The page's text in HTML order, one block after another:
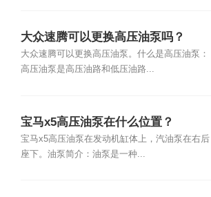
大众速腾可以更换高压油泵吗？
大众速腾可以更换高压油泵。什么是高压油泵：
高压油泵是高压油路和低压油路...
宝马x5高压油泵在什么位置？
宝马x5高压油泵在发动机缸体上，汽油泵在右后
座下。油泵简介：油泵是一种...